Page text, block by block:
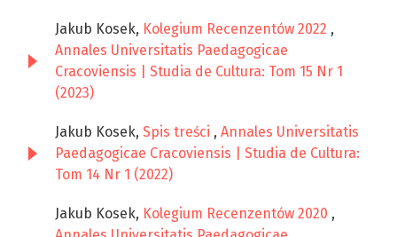
Jakub Kosek, Kolegium Recenzentów 2022 ,
Annales Universitatis Paedagogicae
Cracoviensis | Studia de Cultura: Tom 15 Nr 1
(2023)
Jakub Kosek, Spis treści , Annales Universitatis
Paedagogicae Cracoviensis | Studia de Cultura:
Tom 14 Nr 1 (2022)
Jakub Kosek, Kolegium Recenzentów 2020 ,